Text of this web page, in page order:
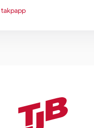
takpapp